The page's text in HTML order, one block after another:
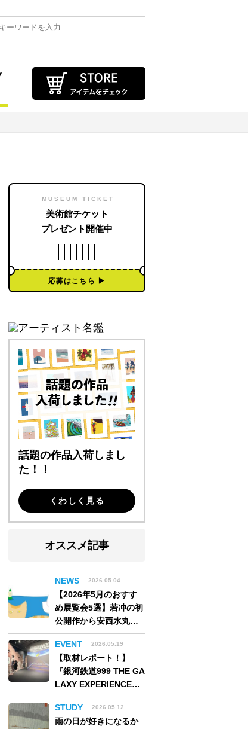
MUSEUM TICKET
美術館チケット
プレゼント開催中
応募はこちら ▶︎
話題の作品入荷しまし
た！！
くわしく見る
オススメ記事
NEWS 2026.05.04
【2026年5月のおすす
め展覧会5選】若冲の初
公開作から安西水丸の
世界、そしてゴッホ
《夜のカフェテラス》
まで
EVENT 2026.05.19
【取材レポート！】
『銀河鉄道999 THE GA
LAXY EXPERIENCE
あの旅は、まだ続いて
いる。』999号に乗り銀
河へ旅立つ。“観る”か
STUDY 2026.05.12
雨の日が好きになるか